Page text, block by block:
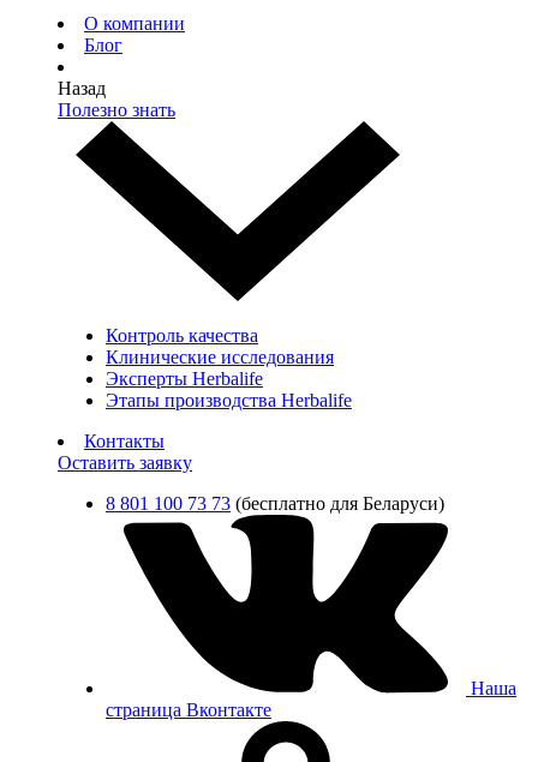
О компании
Блог
Назад
Полезно знать
Контроль качества
Клинические исследования
Эксперты Herbalife
Этапы производства Herbalife
Контакты
Оставить заявку
8 801 100 73 73 (бесплатно для Беларуси)
Наша
страница Вконтакте